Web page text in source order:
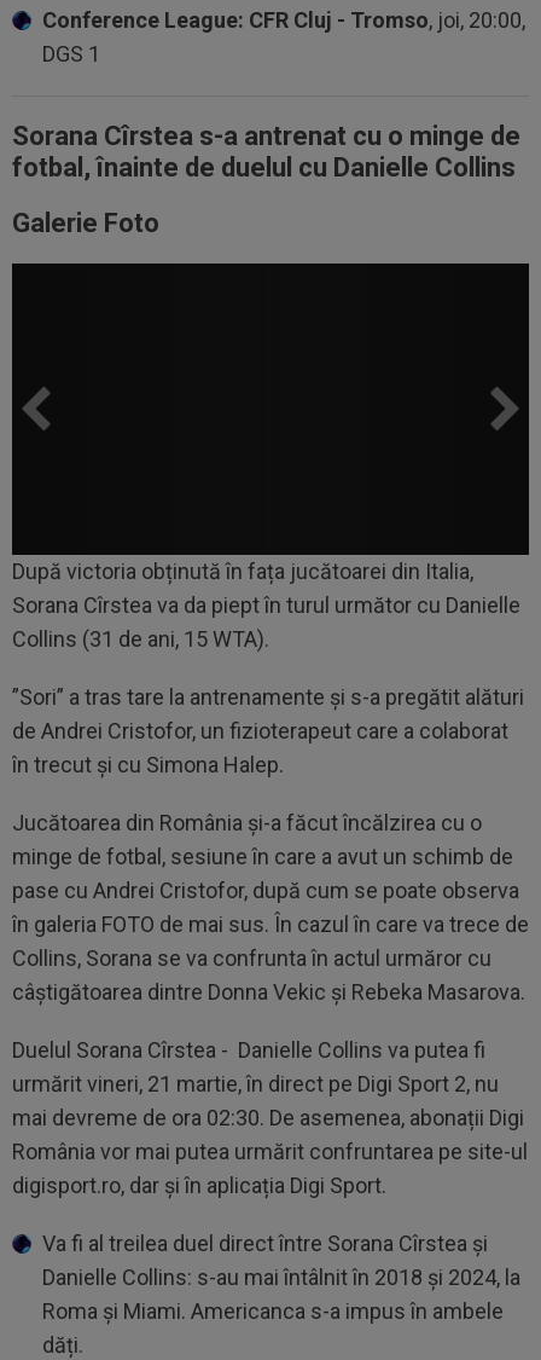
Conference League: CFR Cluj - Tromso, joi, 20:00,
DGS 1
Sorana Cîrstea s-a antrenat cu o minge de
fotbal, înainte de duelul cu Danielle Collins
Galerie Foto
După victoria obținută în fața jucătoarei din Italia,
Sorana Cîrstea va da piept în turul următor cu Danielle
Collins (31 de ani, 15 WTA).
”Sori” a tras tare la antrenamente și s-a pregătit alături
de Andrei Cristofor, un fizioterapeut care a colaborat
în trecut și cu Simona Halep.
Jucătoarea din România și-a făcut încălzirea cu o
minge de fotbal, sesiune în care a avut un schimb de
pase cu Andrei Cristofor, după cum se poate observa
în galeria FOTO de mai sus. În cazul în care va trece de
Collins, Sorana se va confrunta în actul urmăror cu
câștigătoarea dintre Donna Vekic și Rebeka Masarova.
Duelul Sorana Cîrstea - Danielle Collins va putea fi
urmărit vineri, 21 martie, în direct pe Digi Sport 2, nu
mai devreme de ora 02:30. De asemenea, abonații Digi
România vor mai putea urmărit confruntarea pe site-ul
digisport.ro, dar și în aplicația Digi Sport.
Va fi al treilea duel direct între Sorana Cîrstea și
Danielle Collins: s-au mai întâlnit în 2018 și 2024, la
Roma și Miami. Americanca s-a impus în ambele
dăți.